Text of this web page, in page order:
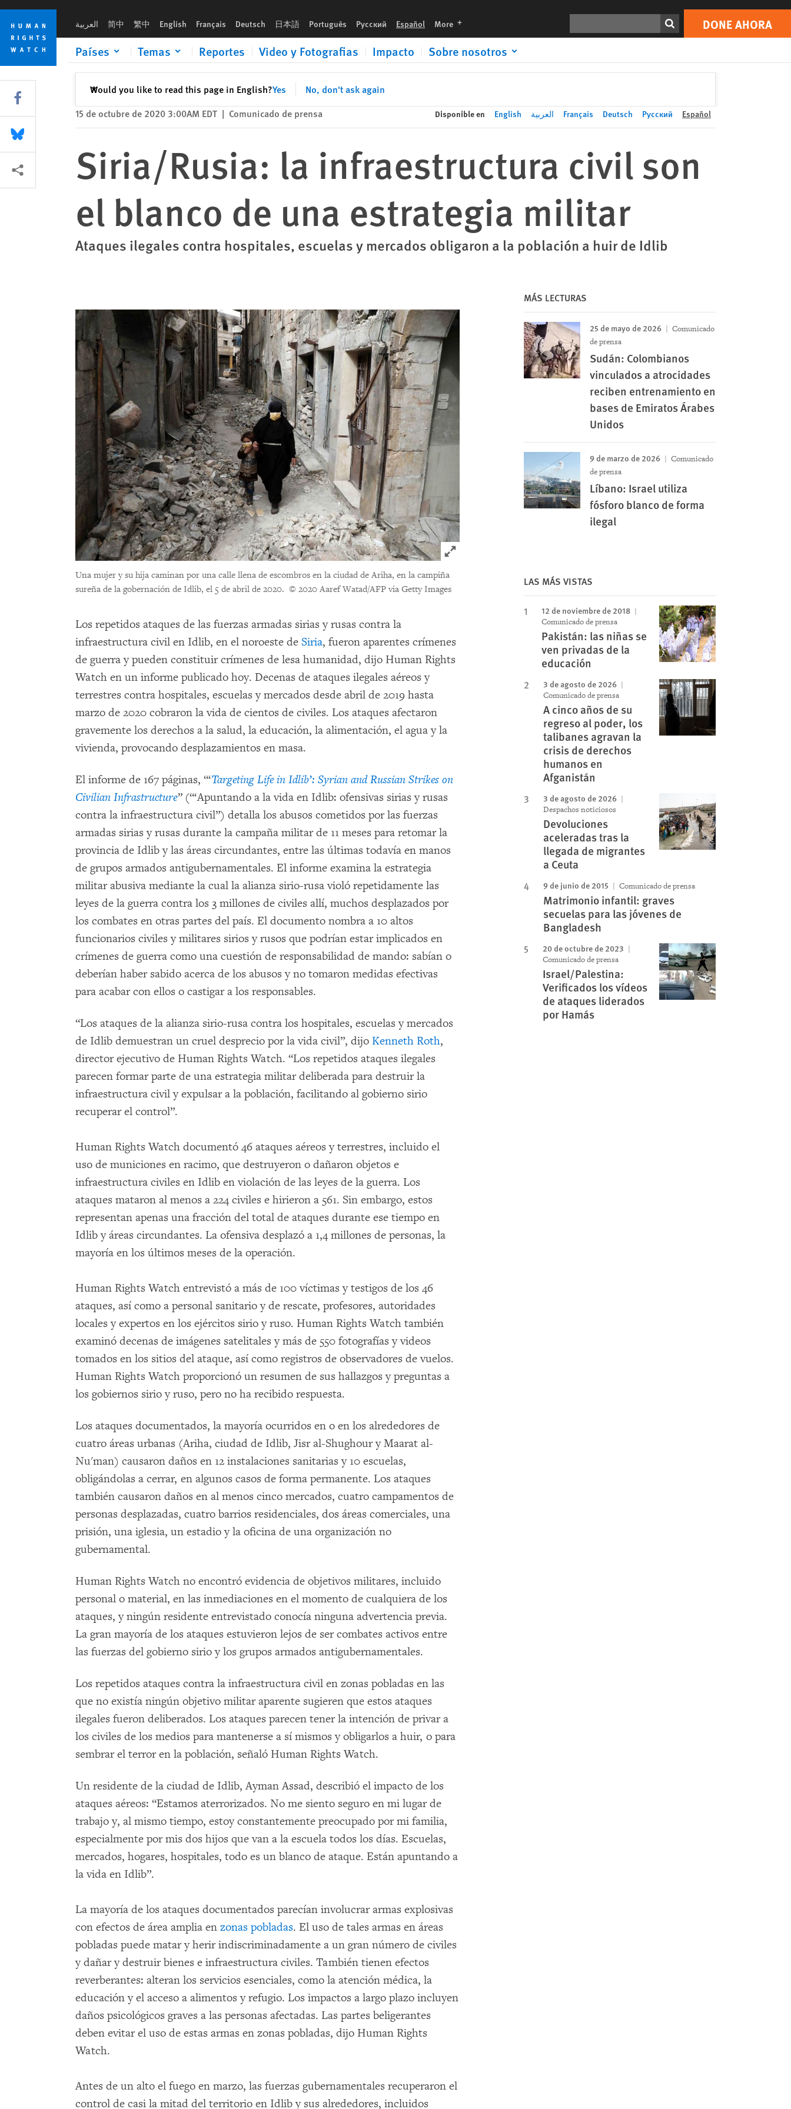
Skip
cookie
privacy
notice
Skip
main
content
العربية 简中 繁中 English Français Deutsch 日本語 Português Русский Español More languages DONE AHORA
Países Temas Reportes Video y Fotografias Impacto Sobre nosotros
Would you like to read this page in English?Yes No, don't ask again
✕Cerrar
Print DONE AHORA
15 de octubre de 2020 3:00AM EDT | Comunicado de prensa Disponible en English العربية Français Deutsch Русский Español
Siria/Rusia: la infraestructura civil son
el blanco de una estrategia militar
Ataques ilegales contra hospitales, escuelas y mercados obligaron a la población a huir de Idlib
Click to expand Image
Una mujer y su hija caminan por una calle llena de escombros en la ciudad de Ariha, en la campiña
sureña de la gobernación de Idlib, el 5 de abril de 2020. © 2020 Aaref Watad/AFP via Getty Images
Los repetidos ataques de las fuerzas armadas sirias y rusas contra la
infraestructura civil en Idlib, en el noroeste de Siria, fueron aparentes crímenes
de guerra y pueden constituir crímenes de lesa humanidad, dijo Human Rights
Watch en un informe publicado hoy. Decenas de ataques ilegales aéreos y
terrestres contra hospitales, escuelas y mercados desde abril de 2019 hasta
marzo de 2020 cobraron la vida de cientos de civiles. Los ataques afectaron
gravemente los derechos a la salud, la educación, la alimentación, el agua y la
vivienda, provocando desplazamientos en masa.
El informe de 167 páginas, “‘Targeting Life in Idlib’: Syrian and Russian Strikes on
Civilian Infrastructure”(“‘Apuntando a la vida en Idlib: ofensivas sirias y rusas
contra la infraestructura civil”) detalla los abusos cometidos por las fuerzas
armadas sirias y rusas durante la campaña militar de 11 meses para retomar la
provincia de Idlib y las áreas circundantes, entre las últimas todavía en manos
de grupos armados antigubernamentales. El informe examina la estrategia
militar abusiva mediante la cual la alianza sirio-rusa violó repetidamente las
leyes de la guerra contra los 3 millones de civiles allí, muchos desplazados por
los combates en otras partes del país. El documento nombra a 10 altos
funcionarios civiles y militares sirios y rusos que podrían estar implicados en
crímenes de guerra como una cuestión de responsabilidad de mando: sabían o
deberían haber sabido acerca de los abusos y no tomaron medidas efectivas
para acabar con ellos o castigar a los responsables.
“Los ataques de la alianza sirio-rusa contra los hospitales, escuelas y mercados
de Idlib demuestran un cruel desprecio por la vida civil”, dijo Kenneth Roth,
director ejecutivo de Human Rights Watch. “Los repetidos ataques ilegales
parecen formar parte de una estrategia militar deliberada para destruir la
infraestructura civil y expulsar a la población, facilitando al gobierno sirio
recuperar el control”.
Human Rights Watch documentó 46 ataques aéreos y terrestres, incluido el
uso de municiones en racimo, que destruyeron o dañaron objetos e
infraestructura civiles en Idlib en violación de las leyes de la guerra. Los
ataques mataron al menos a 224 civiles e hirieron a 561. Sin embargo, estos
representan apenas una fracción del total de ataques durante ese tiempo en
Idlib y áreas circundantes. La ofensiva desplazó a 1,4 millones de personas, la
mayoría en los últimos meses de la operación.
Human Rights Watch entrevistó a más de 100 víctimas y testigos de los 46
ataques, así como a personal sanitario y de rescate, profesores, autoridades
locales y expertos en los ejércitos sirio y ruso. Human Rights Watch también
examinó decenas de imágenes satelitales y más de 550 fotografías y videos
tomados en los sitios del ataque, así como registros de observadores de vuelos.
Human Rights Watch proporcionó un resumen de sus hallazgos y preguntas a
los gobiernos sirio y ruso, pero no ha recibido respuesta.
Los ataques documentados, la mayoría ocurridos en o en los alrededores de
cuatro áreas urbanas (Ariha, ciudad de Idlib, Jisr al-Shughour y Maarat al-
Nu'man) causaron daños en 12 instalaciones sanitarias y 10 escuelas,
obligándolas a cerrar, en algunos casos de forma permanente. Los ataques
también causaron daños en al menos cinco mercados, cuatro campamentos de
personas desplazadas, cuatro barrios residenciales, dos áreas comerciales, una
prisión, una iglesia, un estadio y la oficina de una organización no
gubernamental.
Human Rights Watch no encontró evidencia de objetivos militares, incluido
personal o material, en las inmediaciones en el momento de cualquiera de los
ataques, y ningún residente entrevistado conocía ninguna advertencia previa.
La gran mayoría de los ataques estuvieron lejos de ser combates activos entre
las fuerzas del gobierno sirio y los grupos armados antigubernamentales.
Los repetidos ataques contra la infraestructura civil en zonas pobladas en las
que no existía ningún objetivo militar aparente sugieren que estos ataques
ilegales fueron deliberados. Los ataques parecen tener la intención de privar a
los civiles de los medios para mantenerse a sí mismos y obligarlos a huir, o para
sembrar el terror en la población, señaló Human Rights Watch.
Un residente de la ciudad de Idlib, Ayman Assad, describió el impacto de los
ataques aéreos: “Estamos aterrorizados. No me siento seguro en mi lugar de
trabajo y, al mismo tiempo, estoy constantemente preocupado por mi familia,
especialmente por mis dos hijos que van a la escuela todos los días. Escuelas,
mercados, hogares, hospitales, todo es un blanco de ataque. Están apuntando a
la vida en Idlib”.
La mayoría de los ataques documentados parecían involucrar armas explosivas
con efectos de área amplia en zonas pobladas. El uso de tales armas en áreas
pobladas puede matar y herir indiscriminadamente a un gran número de civiles
y dañar y destruir bienes e infraestructura civiles. También tienen efectos
reverberantes: alteran los servicios esenciales, como la atención médica, la
educación y el acceso a alimentos y refugio. Los impactos a largo plazo incluyen
daños psicológicos graves a las personas afectadas. Las partes beligerantes
deben evitar el uso de estas armas en zonas pobladas, dijo Human Rights
Watch.
Antes de un alto el fuego en marzo, las fuerzas gubernamentales recuperaron el
control de casi la mitad del territorio en Idlib y sus alrededores, incluidos
MÁS LECTURAS
25 de mayo de 2026
Comunicado
de prensa
Sudán: Colombianos
vinculados a atrocidades
reciben entrenamiento en
bases de Emiratos Árabes
Unidos
9 de marzo de 2026
Comunicado
de prensa
Líbano: Israel utiliza
fósforo blanco de forma
ilegal
LAS MÁS VISTAS
12 de noviembre de 2018
Comunicado de prensa
Pakistán: las niñas se
ven privadas de la
educación
3 de agosto de 2026
Comunicado de prensa
A cinco años de su
regreso al poder, los
talibanes agravan la
crisis de derechos
humanos en
Afganistán
3 de agosto de 2026
Despachos noticiosos
Devoluciones
aceleradas tras la
llegada de migrantes
a Ceuta
9 de junio de 2015 Comunicado de prensa
Matrimonio infantil: graves
secuelas para las jóvenes de
Bangladesh
20 de octubre de 2023
Comunicado de prensa
Israel/Palestina:
Verificados los vídeos
de ataques liderados
por Hamás
Share this via Facebook
Share this via Bluesky
Share this via Compartir